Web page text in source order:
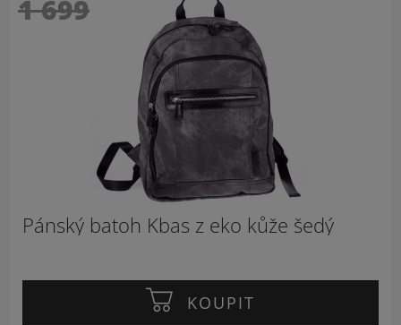
1 699
Pánský batoh Kbas z eko kůže šedý
KOUPIT